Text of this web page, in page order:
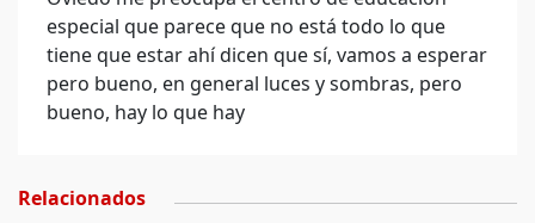
especial que parece que no está todo lo que
tiene que estar ahí dicen que sí, vamos a esperar
pero bueno, en general luces y sombras, pero
bueno, hay lo que hay
Relacionados